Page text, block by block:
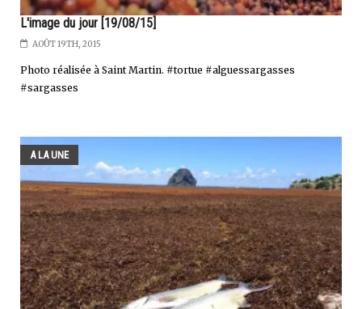
L'image du jour [19/08/15]
AOÛT 19TH, 2015
Photo réalisée à Saint Martin. #tortue #alguessargasses
#sargasses
A LA UNE